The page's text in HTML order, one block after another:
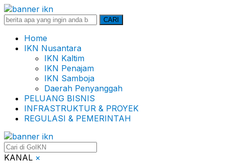
Search
CARI
Home
IKN Nusantara
IKN Kaltim
IKN Penajam
IKN Samboja
Daerah Penyanggah
PELUANG BISNIS
INFRASTRUKTUR & PROYEK
REGULASI & PEMERINTAH
KANAL ×